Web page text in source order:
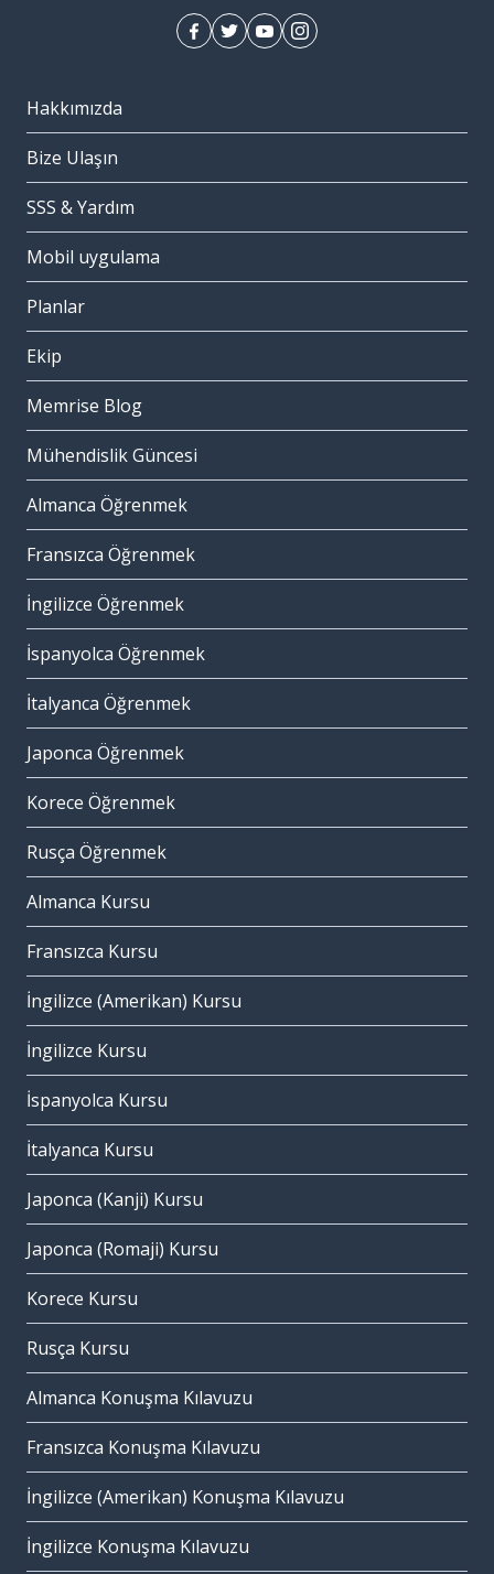
Hakkımızda
Bize Ulaşın
SSS & Yardım
Mobil uygulama
Planlar
Ekip
Memrise Blog
Mühendislik Güncesi
Almanca Öğrenmek
Fransızca Öğrenmek
İngilizce Öğrenmek
İspanyolca Öğrenmek
İtalyanca Öğrenmek
Japonca Öğrenmek
Korece Öğrenmek
Rusça Öğrenmek
Almanca Kursu
Fransızca Kursu
İngilizce (Amerikan) Kursu
İngilizce Kursu
İspanyolca Kursu
İtalyanca Kursu
Japonca (Kanji) Kursu
Japonca (Romaji) Kursu
Korece Kursu
Rusça Kursu
Almanca Konuşma Kılavuzu
Fransızca Konuşma Kılavuzu
İngilizce (Amerikan) Konuşma Kılavuzu
İngilizce Konuşma Kılavuzu